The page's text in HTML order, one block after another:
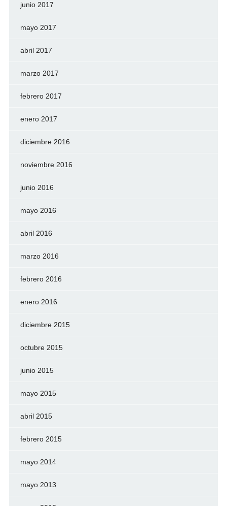
junio 2017
mayo 2017
abril 2017
marzo 2017
febrero 2017
enero 2017
diciembre 2016
noviembre 2016
junio 2016
mayo 2016
abril 2016
marzo 2016
febrero 2016
enero 2016
diciembre 2015
octubre 2015
junio 2015
mayo 2015
abril 2015
febrero 2015
mayo 2014
mayo 2013